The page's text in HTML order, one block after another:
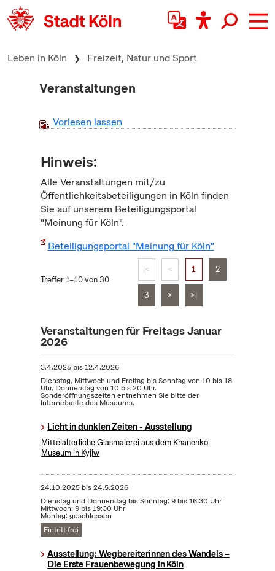
zum Inhalt springen
Leben in Köln Freizeit, Natur und Sport
Veranstaltungen
Vorlesen lassen
Hinweis:
Alle Veranstaltungen mit/zu
Öffentlichkeitsbeteiligungen in Köln finden
Sie auf unserem Beteiligungsportal
"Meinung für Köln".
Beteiligungsportal "Meinung für Köln"
Treffer 1–10 von 30
|< < 1 2
3 > >|
Veranstaltungen für Freitags Januar
2026
3.4.2025bis12.4.2026
Dienstag, Mittwoch und Freitag bis Sonntag von 10 bis 18
Uhr, Donnerstag von 10 bis 20 Uhr.
Sonderöffnungszeiten entnehmen Sie bitte der
Internetseite des Museums.
Licht in dunklen Zeiten - Ausstellung
Mittelalterliche Glasmalerei aus dem Khanenko
Museum in Kyjiw
24.10.2025bis24.5.2026
Dienstag und Donnerstag bis Sonntag: 9 bis 16:30 Uhr
Mittwoch: 9 bis 19:30 Uhr
Montag: geschlossen
Eintritt frei
Ausstellung: Wegbereiterinnen des Wandels –
Die Erste Frauenbewegung in Köln